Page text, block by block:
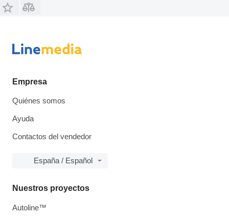
Empresa
Quiénes somos
Ayuda
Contactos del vendedor
España / Español
Nuestros proyectos
Autoline™